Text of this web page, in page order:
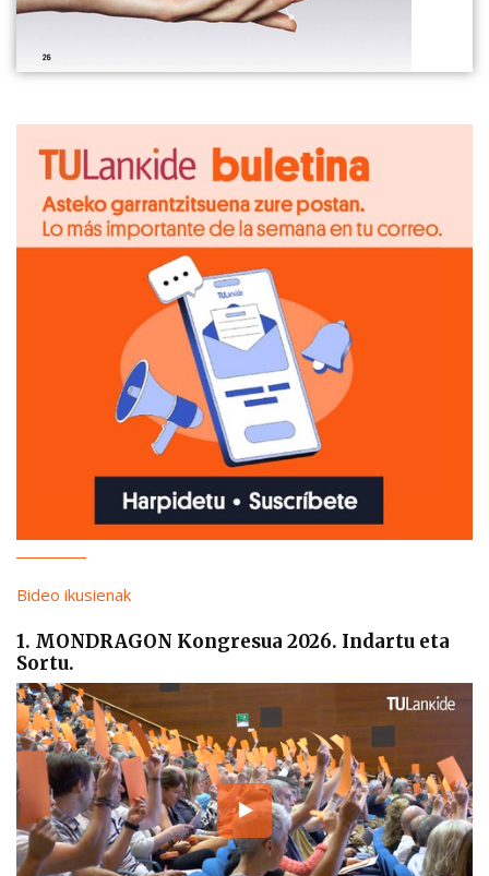
Bideo ikusienak
1. MONDRAGON Kongresua 2026. Indartu eta
Sortu.